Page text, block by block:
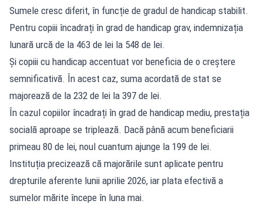
Sumele cresc diferit, în funcție de gradul de handicap stabilit.
Pentru copiii încadrați în grad de handicap grav, indemnizația
lunară urcă de la 463 de lei la 548 de lei.
Și copiii cu handicap accentuat vor beneficia de o creștere
semnificativă. În acest caz, suma acordată de stat se
majorează de la 232 de lei la 397 de lei.
În cazul copiilor încadrați în grad de handicap mediu, prestația
socială aproape se triplează. Dacă până acum beneficiarii
primeau 80 de lei, noul cuantum ajunge la 199 de lei.
Instituția precizează că majorările sunt aplicate pentru
drepturile aferente lunii aprilie 2026, iar plata efectivă a
sumelor mărite începe în luna mai.